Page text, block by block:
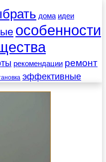
дома идеи
особенности
рекомендации ремонт
эффективные